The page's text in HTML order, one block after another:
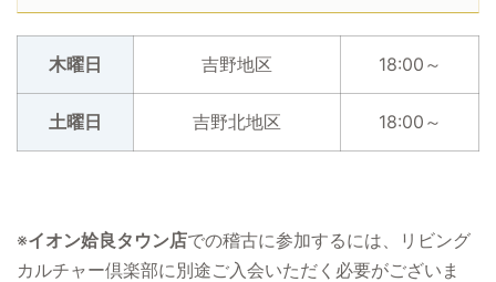
木曜日 吉野地区 18:00～
土曜日 吉野北地区 18:00～
※イオン姶良タウン店での稽古に参加するには、リビング
カルチャー倶楽部に別途ご入会いただく必要がございま